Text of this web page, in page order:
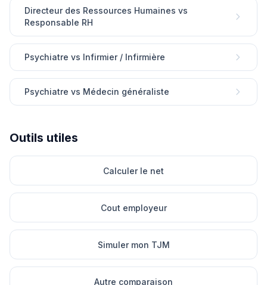
Directeur des Ressources Humaines vs
Responsable RH
Psychiatre vs Infirmier / Infirmière
Psychiatre vs Médecin généraliste
Outils utiles
Calculer le net
Cout employeur
Simuler mon TJM
Autre comparaison